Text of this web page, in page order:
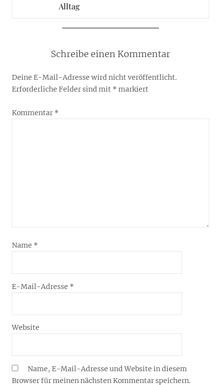
Alltag
Schreibe einen Kommentar
Deine E-Mail-Adresse wird nicht veröffentlicht.
Erforderliche Felder sind mit * markiert
Kommentar *
Name *
E-Mail-Adresse *
Website
Name, E-Mail-Adresse und Website in diesem
Browser für meinen nächsten Kommentar speichern.